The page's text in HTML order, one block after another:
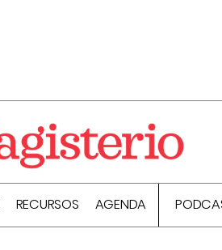
RECURSOS AGENDA